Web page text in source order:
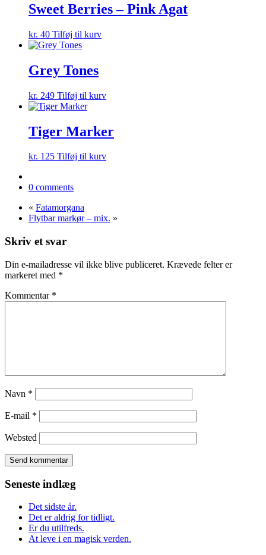
Sweet Berries – Pink Agat
kr. 40 Tilføj til kurv
Grey Tones
kr. 249 Tilføj til kurv
Tiger Marker
kr. 125 Tilføj til kurv
0 comments
« Fatamorgana
Flytbar markør – mix. »
Skriv et svar
Din e-mailadresse vil ikke blive publiceret. Krævede felter er
markeret med *
Kommentar *
Navn *
E-mail *
Websted
Seneste indlæg
Det sidste år.
Det er aldrig for tidligt.
Er du utilfreds.
At leve i en magisk verden.